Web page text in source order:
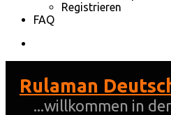
Registrieren
FAQ
Rulaman
...willkommen in